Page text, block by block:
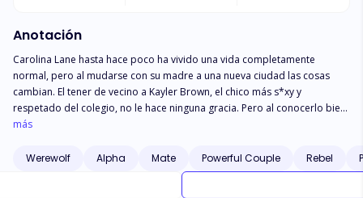
Anotación
Carolina Lane hasta hace poco ha vivido una vida completamente
normal, pero al mudarse con su madre a una nueva ciudad las cosas
cambian. El tener de vecino a Kayler Brown, el chico más s*xy y
respetado del colegio, no le hace ninguna gracia. Pero al conocerlo bien
se da cuenta poco a poco que él no es igual que todos, tiene algo raro y
lobo.
más
Werewolf Alpha Mate Powerful Couple Rebel